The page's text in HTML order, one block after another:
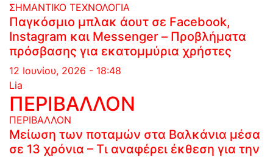
ΣΗΜΑΝΤΙΚΟ ΤΕΧΝΟΛΟΓΙΑ
Παγκόσμιο μπλακ άουτ σε Facebook,
Instagram και Messenger – Προβλήματα
πρόσβασης για εκατομμύρια χρήστες
12 Ιουνίου, 2026 - 18:48
Lia
ΠΕΡΙΒΑΛΛΟΝ
ΠΕΡΙΒΑΛΛΟΝ
Μείωση των ποταμών στα Βαλκάνια μέσα
σε 13 χρόνια – Τι αναφέρει έκθεση για την